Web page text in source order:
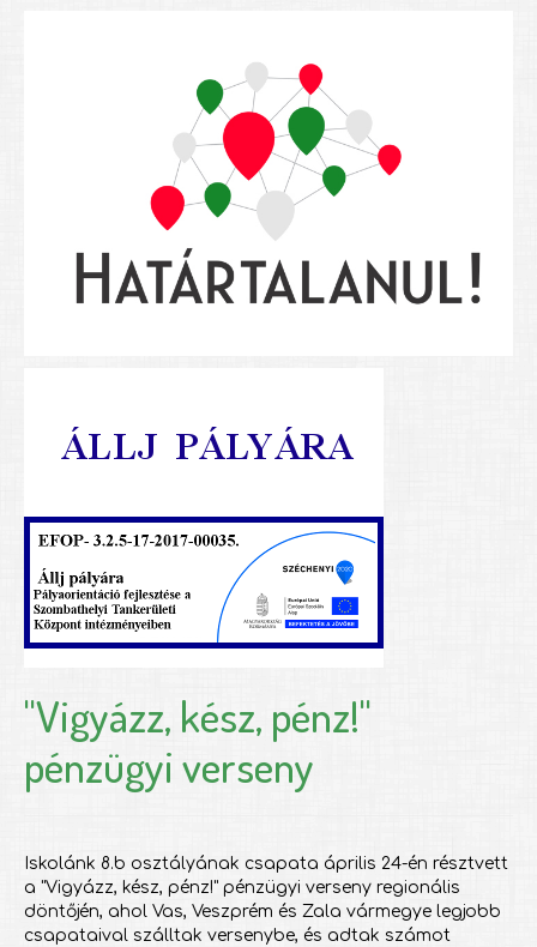
"Vigyázz, kész, pénz!"
pénzügyi verseny
Iskolánk 8.b osztályának csapata április 24-én résztvett
a "Vigyázz, kész, pénz!" pénzügyi verseny regionális
döntőjén, ahol Vas, Veszprém és Zala vármegye legjobb
csapataival szálltak versenybe, és adtak számot